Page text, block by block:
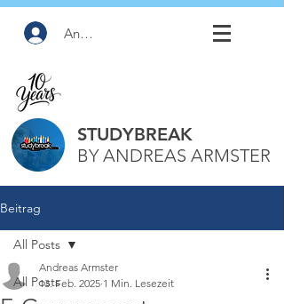
Anmelden
STUDYBREAK
BY ANDREAS ARMSTER
Beitrag
All Posts
All Posts
Andreas Armster
13. Feb. 2025 1 Min. Lesezeit